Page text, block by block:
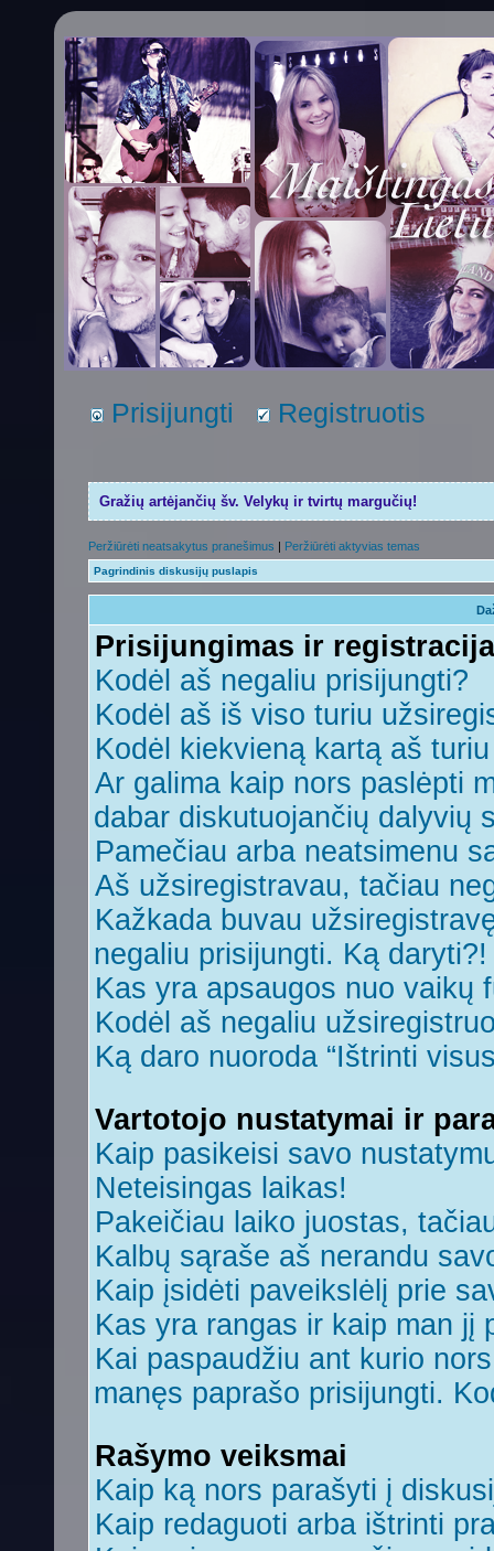
Prisijungti Registruotis
Gražių artėjančių šv. Velykų ir tvirtų margučių!
Peržiūrėti neatsakytus pranešimus | Peržiūrėti aktyvias temas
Pagrindinis diskusijų puslapis
Prisijungimas ir registracija
Kodėl aš negaliu prisijungti?
Kodėl aš iš viso turiu
Kodėl kiekvieną kartą aš
Ar galima kaip nors paslėpti
dabar diskutuojančių dalyvių
Pamečiau arba neatsimenu
Aš užsiregistravau, tačiau
Kažkada buvau
negaliu prisijungti. Ką daryti?!
Kas yra apsaugos nuo vaikų
Kodėl aš negaliu
Ką daro nuoroda “Ištrinti
Vartotojo nustatymai ir
Kaip pasikeisi savo
Neteisingas laikas!
Pakeičiau laiko juostas,
Kalbų sąraše aš nerandu
Kaip įsidėti paveikslėlį prie
Kas yra rangas ir kaip man jį
Kai paspaudžiu ant kurio
manęs paprašo prisijungti.
Rašymo veiksmai
Kaip ką nors parašyti į
Kaip redaguoti arba ištrinti